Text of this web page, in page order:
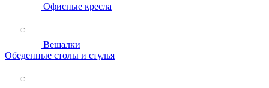
Офисные кресла
Вешалки
Обеденные столы и стулья